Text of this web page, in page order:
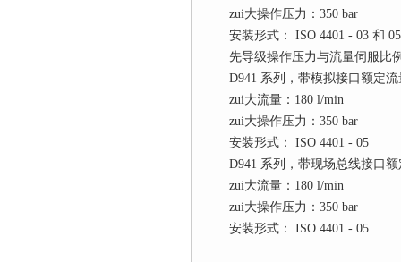
zui大操作压力：350 bar
安装形式： ISO 4401 - 03 和 05
先导级操作压力与流量伺服比
D941 系列，带模拟接口额定
zui大流量：180 l/min
zui大操作压力：350 bar
安装形式： ISO 4401 - 05
D941 系列，带现场总线接口
zui大流量：180 l/min
zui大操作压力：350 bar
安装形式： ISO 4401 - 05